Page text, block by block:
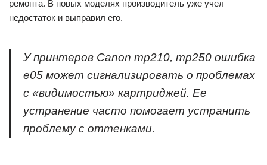
ремонта. В новых моделях производитель уже учел
недостаток и выправил его.
У принтеров Canon mp210, mp250 ошибка
e05 может сигнализировать о проблемах
с «видимостью» картриджей. Ее
устранение часто помогает устранить
проблему с оттенками.